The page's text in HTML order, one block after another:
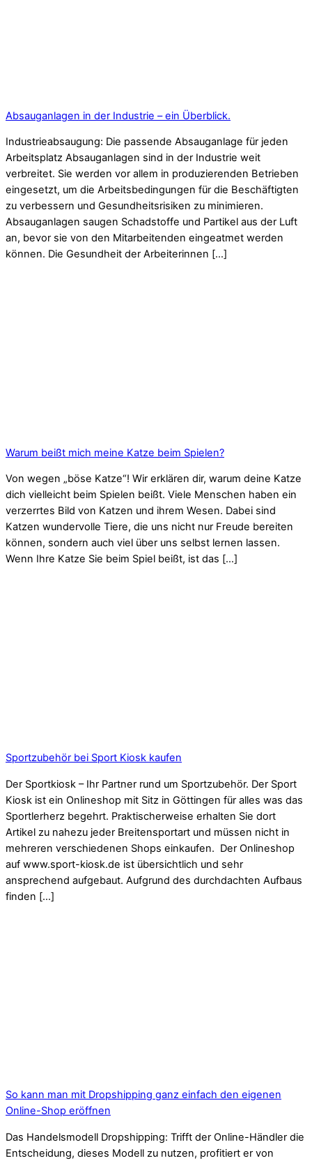
Absauganlagen in der Industrie – ein Überblick.
Industrieabsaugung: Die passende Absauganlage für jeden
Arbeitsplatz Absauganlagen sind in der Industrie weit
verbreitet. Sie werden vor allem in produzierenden Betrieben
eingesetzt, um die Arbeitsbedingungen für die Beschäftigten
zu verbessern und Gesundheitsrisiken zu minimieren.
Absauganlagen saugen Schadstoffe und Partikel aus der Luft
an, bevor sie von den Mitarbeitenden eingeatmet werden
können. Die Gesundheit der Arbeiterinnen […]
Warum beißt mich meine Katze beim Spielen?
Von wegen „böse Katze“! Wir erklären dir, warum deine Katze
dich vielleicht beim Spielen beißt. Viele Menschen haben ein
verzerrtes Bild von Katzen und ihrem Wesen. Dabei sind
Katzen wundervolle Tiere, die uns nicht nur Freude bereiten
können, sondern auch viel über uns selbst lernen lassen.
Wenn Ihre Katze Sie beim Spiel beißt, ist das […]
Sportzubehör bei Sport Kiosk kaufen
Der Sportkiosk – Ihr Partner rund um Sportzubehör. Der Sport
Kiosk ist ein Onlineshop mit Sitz in Göttingen für alles was das
Sportlerherz begehrt. Praktischerweise erhalten Sie dort
Artikel zu nahezu jeder Breitensportart und müssen nicht in
mehreren verschiedenen Shops einkaufen. Der Onlineshop
auf www.sport-kiosk.de ist übersichtlich und sehr
ansprechend aufgebaut. Aufgrund des durchdachten Aufbaus
finden […]
So kann man mit Dropshipping ganz einfach den eigenen
Online-Shop eröffnen
Das Handelsmodell Dropshipping: Trifft der Online-Händler die
Entscheidung, dieses Modell zu nutzen, profitiert er von